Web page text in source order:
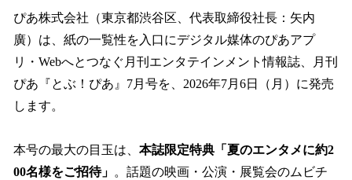
ぴあ株式会社（東京都渋谷区、代表取締役社長：矢内
廣）は、紙の一覧性を入口にデジタル媒体のぴあアプ
リ・Webへとつなぐ月刊エンタテインメント情報誌、月刊
ぴあ『とぶ！ぴあ』7月号を、2026年7月6日（月）に発売
します。
本号の最大の目玉は、 本誌限定特典「夏のエンタメに約2
00名様をご招待」 。話題の映画・公演・展覧会のムビチ